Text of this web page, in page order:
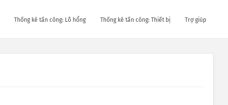
Thống kê tấn công: Lỗ hổng Thống kê tấn công: Thiết bị Trợ giúp